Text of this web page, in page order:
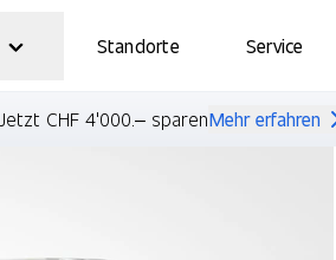
Standorte Service
Jetzt CHF 4'000.– sparenMehr erfahren